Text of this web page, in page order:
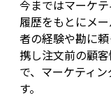
今まではマーケ
履歴をもとにメ
者の経験や勘に
携し注文前の顧
で、マーケティ
す。